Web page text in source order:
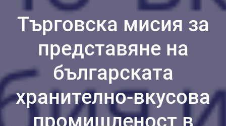
Търговска мисия за
представяне на
българската
хранително-вкусова